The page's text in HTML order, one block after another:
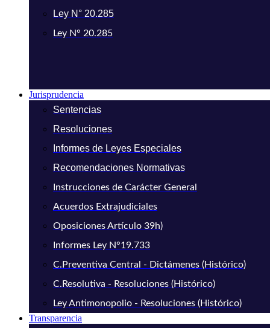
Ley N° 20.285
Ley N° 20.285
Jurisprudencia
Sentencias
Resoluciones
Informes de Leyes Especiales
Recomendaciones Normativas
Instrucciones de Carácter General
Acuerdos Extrajudiciales
Oposiciones Artículo 39h)
Informes Ley N°19.733
C.Preventiva Central - Dictámenes (Histórico)
C.Resolutiva - Resoluciones (Histórico)
Ley Antimonopolio - Resoluciones (Histórico)
Transparencia